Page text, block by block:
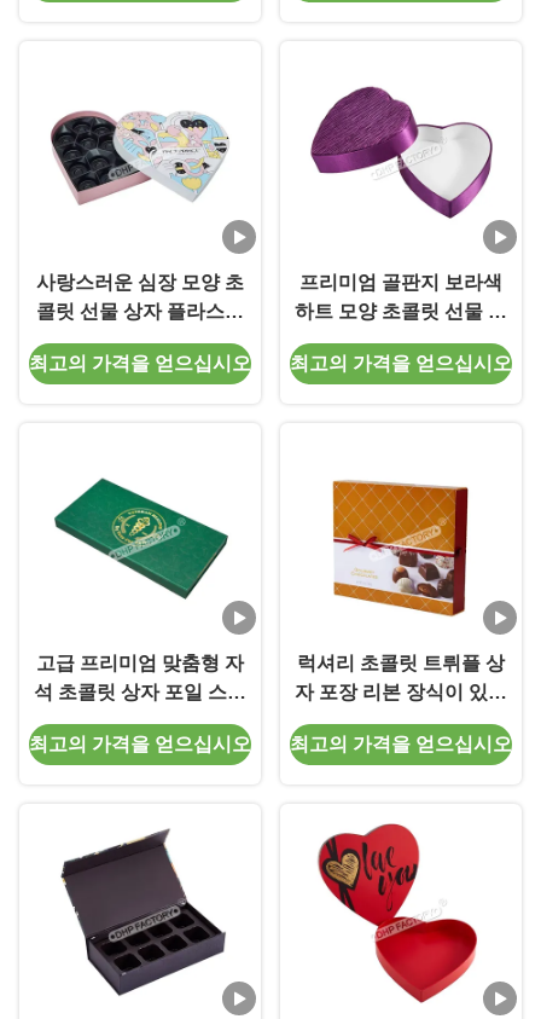
사랑스러운 심장 모양 초
콜릿 선물 상자 플라스틱
삽입 주문 인쇄 된 과자 딱
딱한 상자
최고의 가격을 얻으십시오
프리미엄 골판지 보라색
하트 모양 초콜릿 선물 상
자
최고의 가격을 얻으십시오
고급 프리미엄 맞춤형 자
석 초콜릿 상자 포일 스탬
프 로고 (럭셔리용)
최고의 가격을 얻으십시오
럭셔리 초콜릿 트뤼플 상
자 포장 리본 장식이 있는
초콜릿 드로이 상자
최고의 가격을 얻으십시오